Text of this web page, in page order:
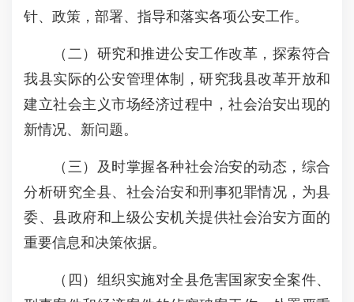
针、政策，部署、指导和落实各项公安工作。
（二）研究和推进公安工作改革，探索符合
我县实际的公安管理体制，研究我县改革开放和
建立社会主义市场经济过程中，社会治安出现的
新情况、新问题。
（三）及时掌握各种社会治安的动态，综合
分析研究全县、社会治安和刑事犯罪情况，为县
委、县政府和上级公安机关提供社会治安方面的
重要信息和决策依据。
（四）组织实施对全县危害国家安全案件、